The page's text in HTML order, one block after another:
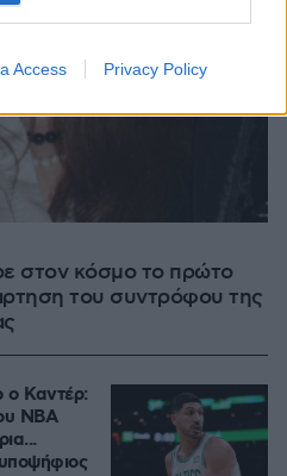
Access Privacy Policy
στον κόσμο το πρώτο
του συντρόφου της
ο Καντέρ:
NBA